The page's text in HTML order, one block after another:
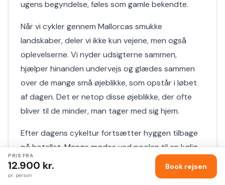
ugens begyndelse, føles som gamle bekendte.
Når vi cykler gennem Mallorcas smukke
landskaber, deler vi ikke kun vejene, men også
oplevelserne. Vi nyder udsigterne sammen,
hjælper hinanden undervejs og glædes sammen
over de mange små øjeblikke, som opstår i løbet
af dagen. Det er netop disse øjeblikke, der ofte
bliver til de minder, man tager med sig hjem.
Efter dagens cykeltur fortsætter hyggen tilbage
på hotellet. Mange mødes ved poolen til en kølig
forfriskning, mens dagens oplevelser vendes og
billederne bliver vist frem. Senere samles vi til
PRIS FRA
12.900 kr.
pr. person
Book rejsen
Konkurrence